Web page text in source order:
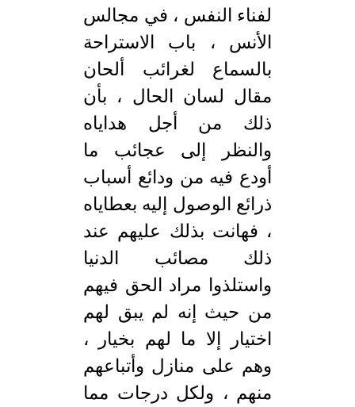
لفناء النفس ، في مجالس
الأنس ، باب الاستراحة
بالسماع لغرائب ألحان
مقال لسان الحال ، بأن
ذلك من أجل هداياه
والنظر إلى عجائب ما
أودع فيه من ودائع أسباب
ذرائع الوصول إليه بعطاياه
، فهانت بذلك عليهم عند
ذلك مصائب الدنيا
واستلذوا مراد الحق فيهم
من حيث إنه لم يبق لهم
اختيار إلا ما لهم بخيار ،
وهم على منازل وأتباعهم
منهم ، ولكل درجات مما